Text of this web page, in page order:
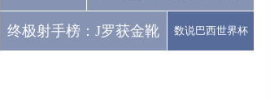
终极射手榜：J罗获金靴 数说巴西世界杯